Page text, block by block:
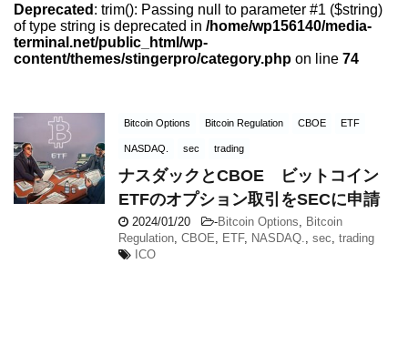
Deprecated : trim(): Passing null to parameter #1 ($string)
of type string is deprecated in /home/wp156140/media-
terminal.net/public_html/wp-
content/themes/stingerpro/category.php on line 74
Bitcoin Options Bitcoin Regulation CBOE ETF
NASDAQ. sec trading
ナスダックとCBOE ビットコイン
ETFのオプション取引をSECに申請
2024/01/20 -Bitcoin Options
Bitcoin
Regulation CBOE ETF, NASDAQ. sec trading
ICO